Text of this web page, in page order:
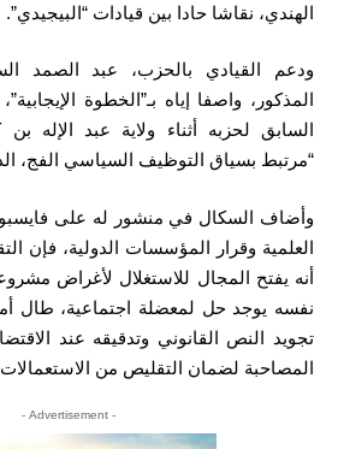
الهندي، نقاشا حادا بين قيادات “البيجيدي”.
ودعم القيادي بالحزب، عبد الصمد
المذكور، واصفا إياه بـ”الخطوة
السابق لحزبه أثناء ولاية عبد الإله بن
“مرتبط بسياق التوظيف السياسي الفج،
وأضاف السكال في منشور له على
العلمية وقرار المؤسسات الدولية، فإن
أنه يفتح المجال للاستغلال لأغراض
نفسه يوجد حل لمعضلة اجتماعية، طال
تجويد النص القانوني وتدقيقه عند
المصاحبة لضمان التقليص من الاستعمالات
- Advertisement -